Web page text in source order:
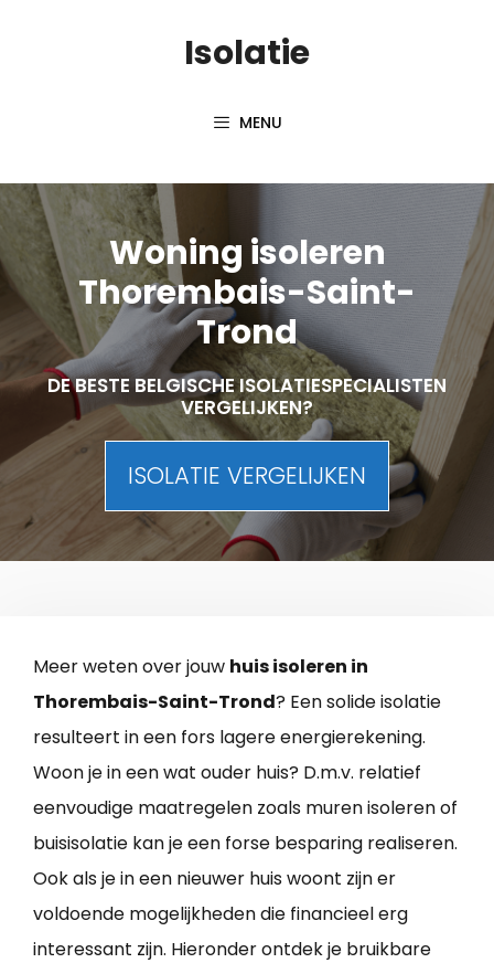
Isolatie
MENU
Woning isoleren
Thorembais-Saint-
Trond
DE BESTE BELGISCHE ISOLATIESPECIALISTEN
VERGELIJKEN?
ISOLATIE VERGELIJKEN
Meer weten over jouw huis isoleren in
Thorembais-Saint-Trond? Een solide isolatie
resulteert in een fors lagere energierekening.
Woon je in een wat ouder huis? D.m.v. relatief
eenvoudige maatregelen zoals muren isoleren of
buisisolatie kan je een forse besparing realiseren.
Ook als je in een nieuwer huis woont zijn er
voldoende mogelijkheden die financieel erg
interessant zijn. Hieronder ontdek je bruikbare